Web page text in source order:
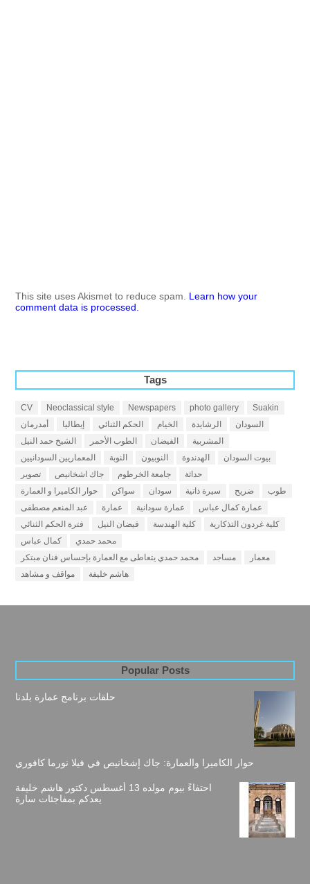
This site uses Akismet to reduce spam. Learn how your
comment data is processed.
Tags
CV Neoclassical style Newspapers photo gallery
Suakin
أمدرمان
إيطاليا الحكم الثنائي الخيام الرشايدة
السودان
الشيخ حمد النيل
الطوب الأحمر الفيضان
المشربية
المعماريين السودانيين
النوبة النوبيون الهدندوة
بيوت السودان
تصوير
جاك اشخانيص جامعة الخرطوم
حداثة
حوار الكاميرا و العمارة
سواكن سودان سيرة ذاتية ضريح
طوب
عبد المنعم مصطفى
عمارة عمارة سودانية
عمارة كمال عباس
فترة الحكم الثنائي
فيضان النيل كلية الهندسة
كلية غردون التذكارية
كمال عباس
محمد حمدي
محمد حمدي يتعاطى مع العمارة بإحساس فنان مبتكر
مساجد
معمار
مواقف و مشاهد
هاشم خليفة
Popular Posts
حلقات برنامج عمارة بلدنا
حوار الكاميرا والعمارة: جاك إشخانيص في فيلا نورما كافوري
احتفاءً بيوم مولده 13 أغسطس دكتور هاشم خليفة
يعدكم بمفاجئات سارة